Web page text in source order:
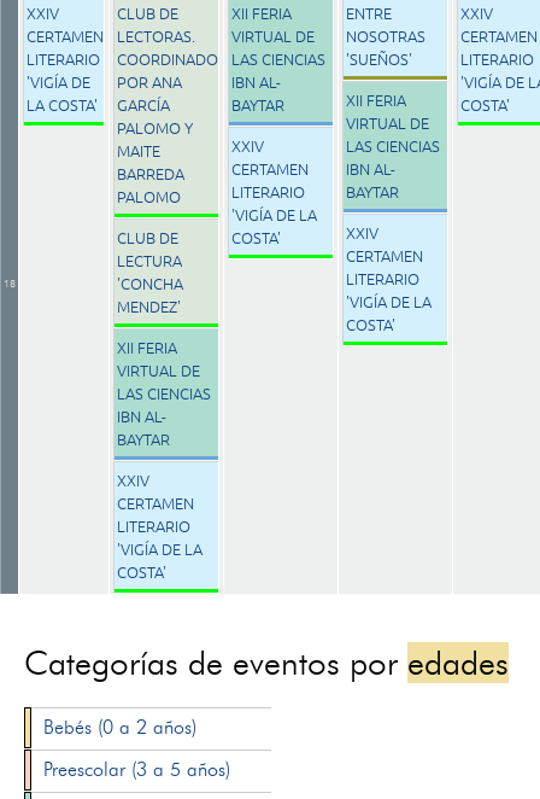
18
XXIV
CERTAMEN
LITERARIO
'VIGÍA DE
LA COSTA'
CLUB DE
LECTORAS.
COORDINADO
POR ANA
GARCÍA
PALOMO Y
MAITE
BARREDA
PALOMO
CLUB DE
LECTURA
'CONCHA
MENDEZ'
XII FERIA
VIRTUAL DE
LAS CIENCIAS
IBN AL-
BAYTAR
XXIV
CERTAMEN
LITERARIO
'VIGÍA DE LA
COSTA'
XII FERIA
VIRTUAL DE
LAS CIENCIAS
IBN AL-
BAYTAR
XXIV
CERTAMEN
LITERARIO
'VIGÍA DE LA
COSTA'
ENTRE
NOSOTRAS
'SUEÑOS'
XII FERIA
VIRTUAL DE
LAS CIENCIAS
IBN AL-
BAYTAR
XXIV
CERTAMEN
LITERARIO
'VIGÍA DE LA
COSTA'
XXIV
CERTAMEN
LITERARIO
'VIGÍA DE
COSTA'
Categorías de eventos por edades
Bebés (0 a 2 años)
Preescolar (3 a 5 años)